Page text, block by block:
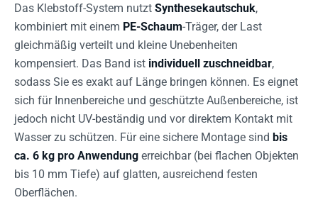
Das Klebstoff-System nutzt Synthesekautschuk,
kombiniert mit einem PE-Schaum-Träger, der Last
gleichmäßig verteilt und kleine Unebenheiten
kompensiert. Das Band ist individuell zuschneidbar,
sodass Sie es exakt auf Länge bringen können. Es eignet
sich für Innenbereiche und geschützte Außenbereiche, ist
jedoch nicht UV-beständig und vor direktem Kontakt mit
Wasser zu schützen. Für eine sichere Montage sind bis
ca. 6 kg pro Anwendung erreichbar (bei flachen Objekten
bis 10 mm Tiefe) auf glatten, ausreichend festen
Oberflächen.